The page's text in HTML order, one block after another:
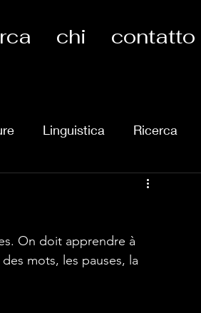
chi contatto
Linguistica Ricerca
Ricerca Appunti
On doit apprendre à
mots, les pauses, la